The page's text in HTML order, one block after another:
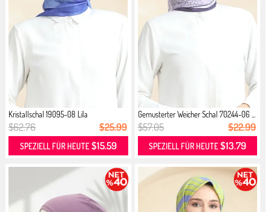
Kristallschal 19095-08 Lila
$62.76 $25.99
SPEZIELL FÜR HEUTE$15.59
Gemusterter Weicher Schal 70244-06 ...
$57.05 $22.99
SPEZIELL FÜR HEUTE$13.79